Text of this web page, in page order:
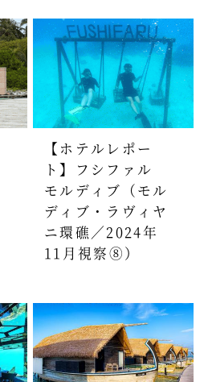
【ホテルレポー
ト】フシファル
モルディブ（モル
ディブ・ラヴィヤ
ニ環礁／2024年
11月視察⑧）